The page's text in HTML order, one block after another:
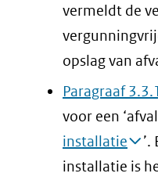
vermeldt de
opslag van
Paragraaf
voor een
installatie
installatie is